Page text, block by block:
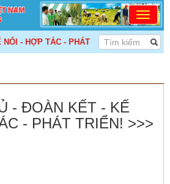
- HỢP TÁC - PHÁT TRIỂN! >>>
- ĐOÀN KẾT - KẾ
- PHÁT TRIỂN! >>>